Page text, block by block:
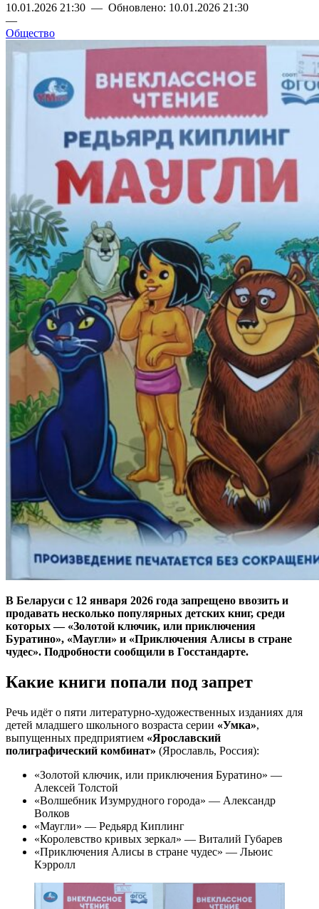
10.01.2026 21:30 — Обновлено: 10.01.2026 21:30
—
Общество
В Беларуси с 12 января 2026 года запрещено ввозить и
продавать несколько популярных детских книг, среди
которых — «Золотой ключик, или приключения
Буратино», «Маугли» и «Приключения Алисы в стране
чудес». Подробности сообщили в Госстандарте.
Какие книги попали под запрет
Речь идёт о пяти литературно-художественных изданиях для
детей младшего школьного возраста серии «Умка»,
выпущенных предприятием «Ярославский
полиграфический комбинат» (Ярославль, Россия):
«Золотой ключик, или приключения Буратино» —
Алексей Толстой
«Волшебник Изумрудного города» — Александр
Волков
«Маугли» — Редьярд Киплинг
«Королевство кривых зеркал» — Виталий Губарев
«Приключения Алисы в стране чудес» — Льюис
Кэрролл